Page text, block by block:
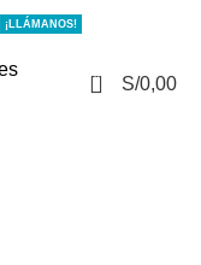
¡LLÁMANOS!
0 S/0,00